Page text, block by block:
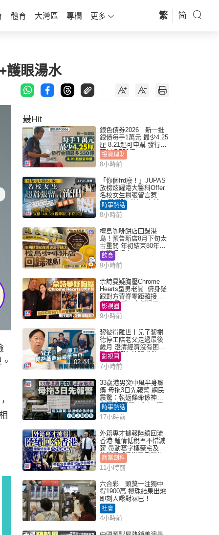
體育 大灣區 專欄 更多 繁 简
護眼湯水
最Hit
銀色債券2026｜新一批
銀債每手1萬元 最少4.25
厘 8.21起可申購 發行金
額最多550億
投資理財
8小時前
「你個frd廢！」JUPAS
放榜炫耀港大醫科Offer
名校女生囂張留言惹眾
怒 醫學院澄清：宣稱
「40.5分獲錄取」不符事
實｜Juicy叮
時事熱話
8小時前
檀島咖啡餅店回歸港
島！預告新店8月下旬太
古重開 年初結束80年歷
史灣仔總店
飲食
9小時前
佘詩曼疑胸壓Chrome
Hearts型男老闆 俯身疑
跟對方背脊零距離接觸
網民驚呼：企側邊唔
得？
影視圈
9小時前
02:44
黎彼得離世丨兒子黎樹
德停工陪老父走過最後
歲月 澄清經濟沒有困
難：傳聞有誇張成份
影視圈
7小時前
33歲港男突中風半身癱
瘓 母拖3日先報警 網民
震驚：執返條命係神蹟
自爆2個惡習｜Juicy叮
時事熱話
17小時前
外籍專才據報陸續回流
香港 鍾情低稅率不惜減
薪 帶動寫字樓豪宅及學
位競爭「香港已重現生
機」
商業創科
11小時前
六合彩︱頭獎一注獨中
得1900萬 攪珠結果出爐
即刻入嚟對冧巴！
社會
4小時前